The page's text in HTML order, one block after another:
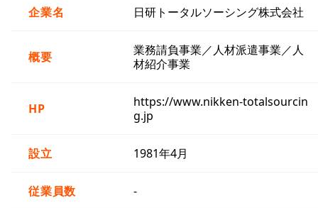
企業名 日研トータルソーシング株式会社
概要
業務請負事業／人材派遣事業／人
材紹介事業
HP
https://www.nikken-totalsourcin
g.jp
設立 1981年4月
従業員数 -